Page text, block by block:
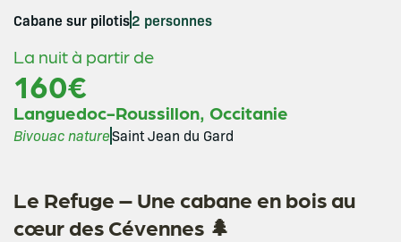
Cabane sur pilotis2 personnes
La nuit à partir de
160€
Languedoc-Roussillon, Occitanie
Bivouac natureSaint Jean du Gard
Le Refuge – Une cabane en bois au
cœur des Cévennes 🌲